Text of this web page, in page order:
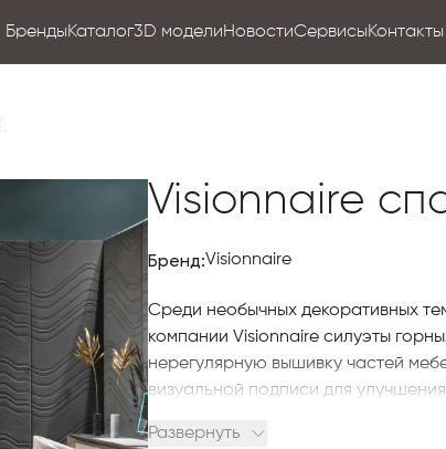
БрендыКаталог3D моделиНовостиСервисыКонтакты
Visionnaire
Бренд:Visionnaire
Среди необычных декоративных
компании Visionnaire силуэты
нерегулярную вышивку частей
визуальной подписи для
широким изогнутым силуэтом.
Развернуть